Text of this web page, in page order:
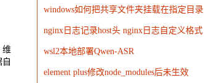
维
windows如何把共享文件夹挂载在指定目录
nginx日志记录host头 nginx日志自定义格式
wsl2本地部署Qwen-ASR
element plus修改node_modules后未生效